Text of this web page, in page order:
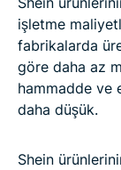
işletme
fabrikalarda
göre daha az
hammadde ve
daha düşük.
Shein